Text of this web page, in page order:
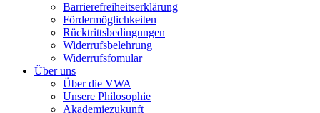
Barrierefreiheitserklärung
Fördermöglichkeiten
Rücktrittsbedingungen
Widerrufsbelehrung
Widerrufsfomular
Über uns
Über die VWA
Unsere Philosophie
Akademiezukunft